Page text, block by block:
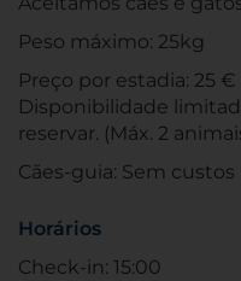
Peso máximo: 25kg
Preço por estadia: 25
Disponibilidade
reservar. (Máx. 2
Cães-guia: Sem custos
Horários
Check-in: 15:00